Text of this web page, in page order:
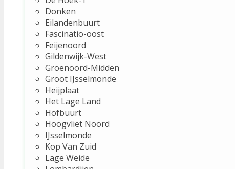
Donken
Eilandenbuurt
Fascinatio-oost
Feijenoord
Gildenwijk-West
Groenoord-Midden
Groot IJsselmonde
Heijplaat
Het Lage Land
Hofbuurt
Hoogvliet Noord
IJsselmonde
Kop Van Zuid
Lage Weide